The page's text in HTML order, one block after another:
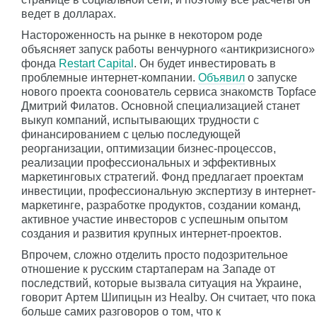
ведет в долларах.
Настороженность на рынке в некотором роде
объясняет запуск работы венчурного «антикризисного»
фонда Restart Capital . Он будет инвестировать в
проблемные интернет-компании. Объявил о запуске
нового проекта соонователь сервиса знакомств Topface
Дмитрий Филатов. Основной специализацией станет
выкуп компаний, испытывающих трудности с
финансированием с целью последующей
реорганизации, оптимизации бизнес-процессов,
реализации профессиональных и эффективных
маркетинговых стратегий. Фонд предлагает проектам
инвестиции, профессиональную экспертизу в интернет-
маркетинге, разработке продуктов, создании команд,
активное участие инвесторов с успешным опытом
создания и развития крупных интернет-проектов.
Впрочем, сложно отделить просто подозрительное
отношение к русским стартаперам на Западе от
последствий, которые вызвала ситуация на Украине,
говорит Артем Шипицын из Healby. Он считает, что пока
больше самих разговоров о том, что к